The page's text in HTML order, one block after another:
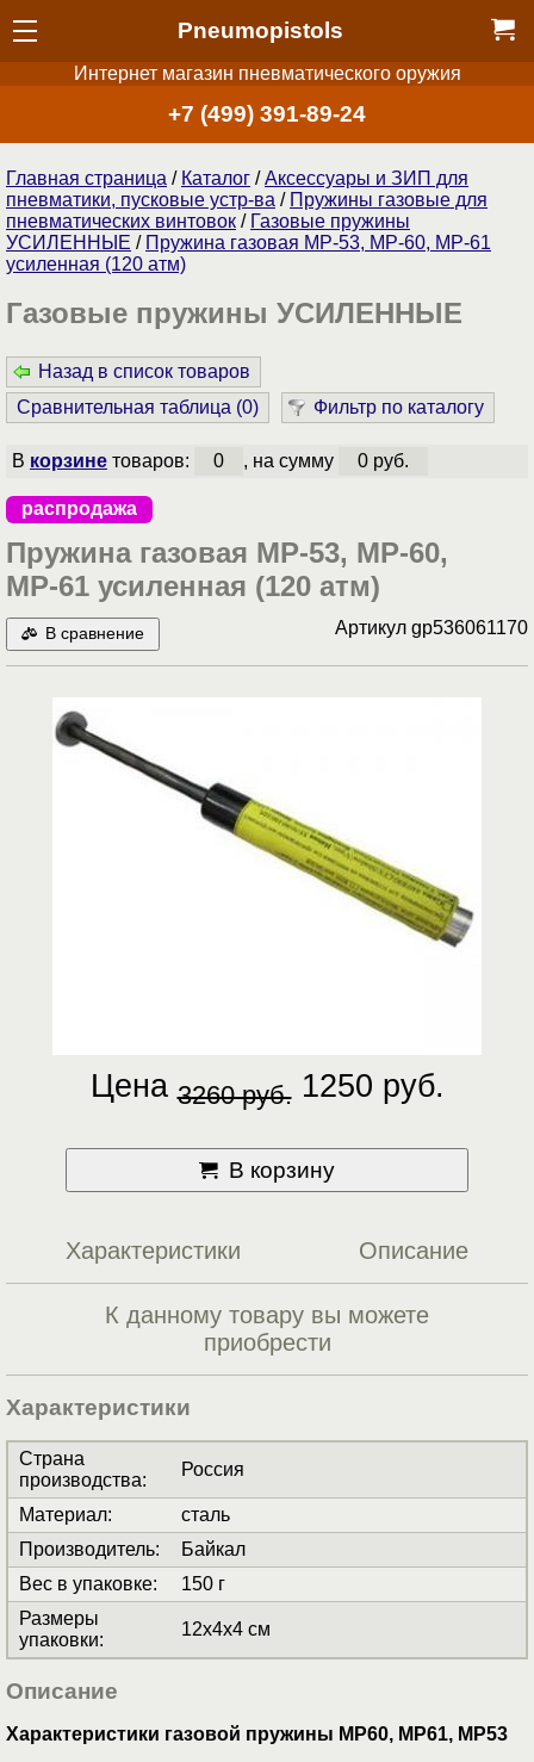
Pneumopistols
Интернет магазин пневматического оружия
+7 (499) 391-89-24
Главная страница / Каталог /Аксессуары и ЗИП для
пневматики, пусковые устр-ва / Пружины газовые для
пневматических винтовок / Газовые пружины
УСИЛЕННЫЕ / Пружина газовая МР-53, МР-60, МР-61
усиленная (120 атм)
Газовые пружины УСИЛЕННЫЕ
Назад в список товаров
Сравнительная таблица (0) Фильтр по каталогу
В корзинетоваров: 0 , на сумму 0 руб.
распродажа
Пружина газовая МР-53, МР-60,
МР-61 усиленная (120 атм)
В сравнение Артикул gp536061170
Цена 3260 руб. 1250 руб.
В корзину
Характеристики Описание
К данному товару вы можете
приобрести
Характеристики
Страна
производства:
Россия
Материал:
сталь
Производитель:
Байкал
Вес в упаковке:
150 г
Размеры
упаковки:
12x4x4 см
Описание
Характеристики газовой пружины МР60, МР61, МР53